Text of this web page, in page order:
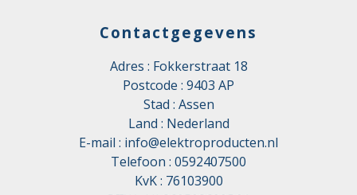
Contactgegevens
Adres : Fokkerstraat 18
Postcode : 9403 AP
Stad : Assen
Land : Nederland
E-mail : info@elektroproducten.nl
Telefoon : 0592407500
KvK : 76103900